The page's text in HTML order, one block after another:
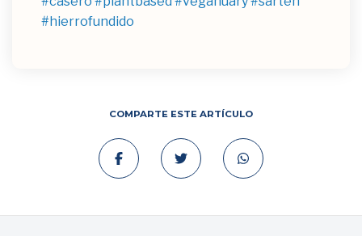
#hierrofundido
COMPARTE ESTE ARTÍCULO